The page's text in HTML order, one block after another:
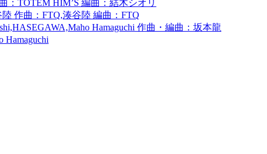
：TOTEM HIM’S 編曲：結木シオリ
作曲：FTQ,湊谷陸 編曲：FTQ
Hamaguchi 作曲・編曲：坂本龍
Hamaguchi